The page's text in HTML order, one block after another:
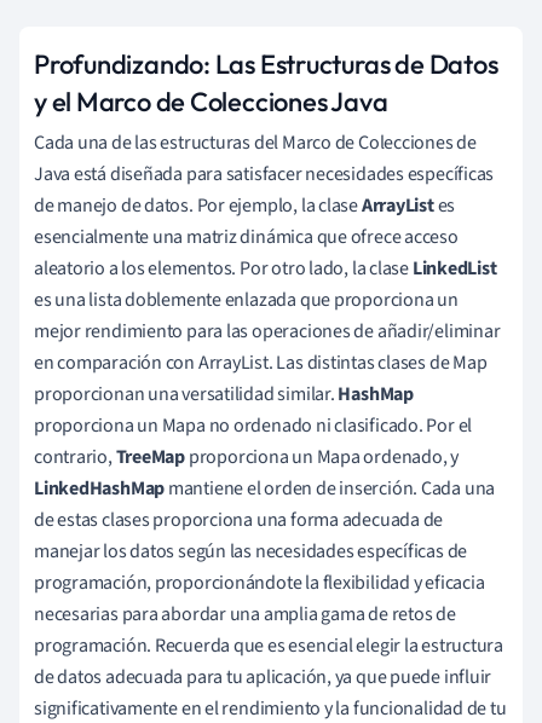
Profundizando: Las Estructuras de Datos
y el Marco de Colecciones Java
Cada una de las estructuras del Marco de Colecciones de
Java está diseñada para satisfacer necesidades específicas
de manejo de datos. Por ejemplo, la claseArrayListes
esencialmente una matriz dinámica que ofrece acceso
aleatorio a los elementos. Por otro lado, la claseLinkedList
es una lista doblemente enlazada que proporciona un
mejor rendimiento para las operaciones de añadir/eliminar
en comparación con ArrayList. Las distintas clases de Map
proporcionan una versatilidad similar.HashMap
proporciona un Mapa no ordenado ni clasificado. Por el
contrario,TreeMapproporciona un Mapa ordenado, y
LinkedHashMapmantiene el orden de inserción. Cada una
de estas clases proporciona una forma adecuada de
manejar los datos según las necesidades específicas de
programación, proporcionándote la flexibilidad y eficacia
necesarias para abordar una amplia gama de retos de
programación. Recuerda que es esencial elegir la estructura
de datos adecuada para tu aplicación, ya que puede influir
significativamente en el rendimiento y la funcionalidad de tu